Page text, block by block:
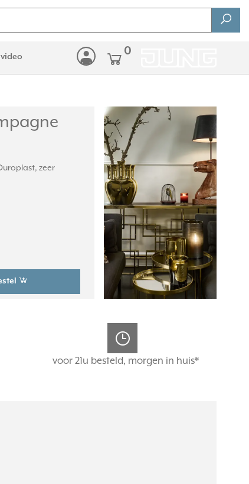
0
zeer
voor 21u besteld, morgen in huis*